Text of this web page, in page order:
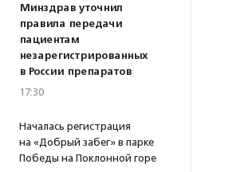
Минздрав уточнил
правила передачи
пациентам
незарегистрированных
в России препаратов
17:30
Началась регистрация
на «Добрый забег» в парке
Победы на Поклонной горе